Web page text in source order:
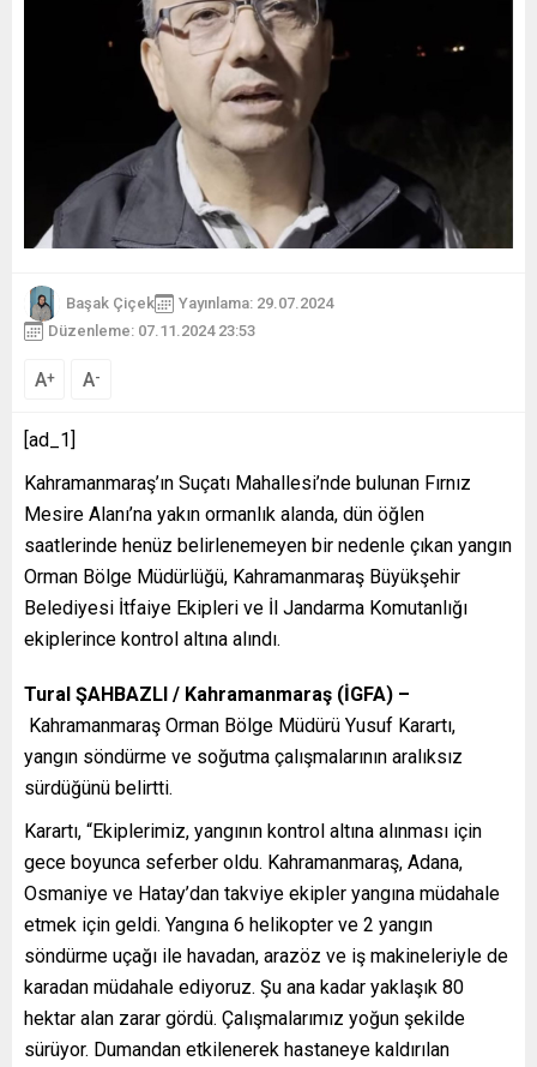
Başak Çiçek
Yayınlama: 29.07.2024
Düzenleme: 07.11.2024 23:53
A+ A-
[ad_1]
Kahramanmaraş’ın Suçatı Mahallesi’nde bulunan Fırnız
Mesire Alanı’na yakın ormanlık alanda, dün öğlen
saatlerinde henüz belirlenemeyen bir nedenle çıkan yangın
Orman Bölge Müdürlüğü, Kahramanmaraş Büyükşehir
Belediyesi İtfaiye Ekipleri ve İl Jandarma Komutanlığı
ekiplerince kontrol altına alındı.
Tural ŞAHBAZLI / Kahramanmaraş (İGFA) –
Kahramanmaraş Orman Bölge Müdürü Yusuf Karartı,
yangın söndürme ve soğutma çalışmalarının aralıksız
sürdüğünü belirtti.
Karartı, “Ekiplerimiz, yangının kontrol altına alınması için
gece boyunca seferber oldu. Kahramanmaraş, Adana,
Osmaniye ve Hatay’dan takviye ekipler yangına müdahale
etmek için geldi. Yangına 6 helikopter ve 2 yangın
söndürme uçağı ile havadan, arazöz ve iş makineleriyle de
karadan müdahale ediyoruz. Şu ana kadar yaklaşık 80
hektar alan zarar gördü. Çalışmalarımız yoğun şekilde
sürüyor. Dumandan etkilenerek hastaneye kaldırılan